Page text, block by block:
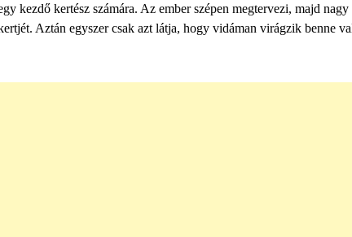
kezdő kertész számára. Az ember szépen megtervezi, majd
Aztán egyszer csak azt látja, hogy vidáman virágzik benne